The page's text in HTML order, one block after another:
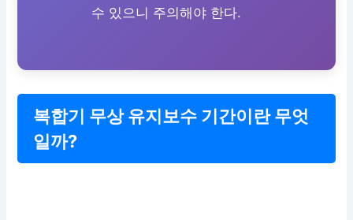
수 있으니 주의해야 한다.
복합기 무상 유지보수 기간이란 무엇
일까?